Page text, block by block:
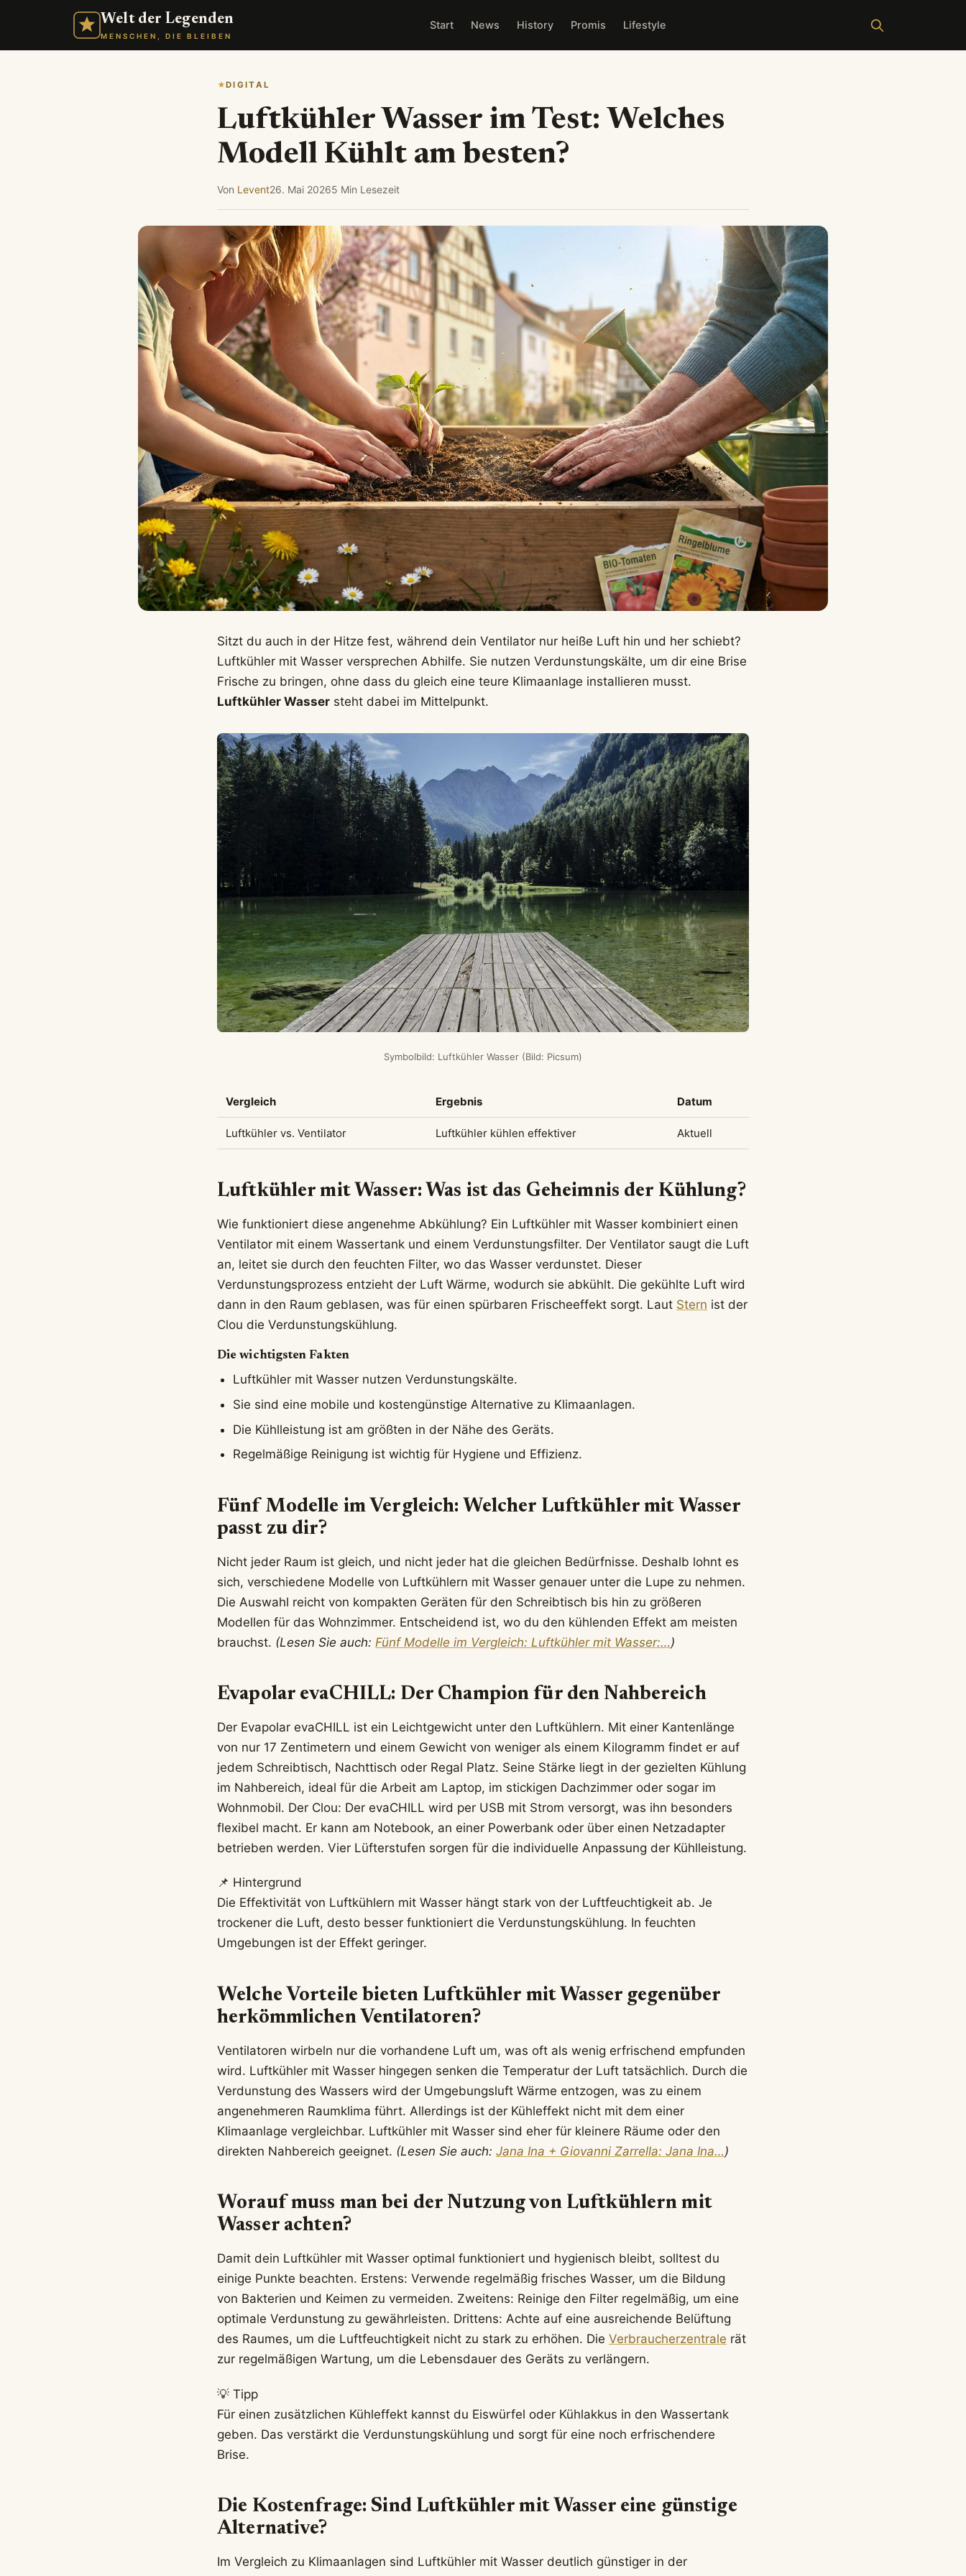
Welt der Legenden
MENSCHEN, DIE BLEIBEN
Start News History Promis Lifestyle
DIGITAL
Luftkühler Wasser im Test: Welches
Modell Kühlt am besten?
Von Levent26. Mai 20265 Min Lesezeit
Sitzt du auch in der Hitze fest, während dein Ventilator nur heiße Luft hin und her schiebt?
Luftkühler mit Wasser versprechen Abhilfe. Sie nutzen Verdunstungskälte, um dir eine Brise
Frische zu bringen, ohne dass du gleich eine teure Klimaanlage installieren musst.
Luftkühler Wasser steht dabei im Mittelpunkt.
Symbolbild: Luftkühler Wasser (Bild: Picsum)
Vergleich Ergebnis Datum
Luftkühler vs. Ventilator Luftkühler kühlen effektiver Aktuell
Luftkühler mit Wasser: Was ist das Geheimnis der Kühlung?
Wie funktioniert diese angenehme Abkühlung? Ein Luftkühler mit Wasser kombiniert einen
Ventilator mit einem Wassertank und einem Verdunstungsfilter. Der Ventilator saugt die Luft
an, leitet sie durch den feuchten Filter, wo das Wasser verdunstet. Dieser
Verdunstungsprozess entzieht der Luft Wärme, wodurch sie abkühlt. Die gekühlte Luft wird
dann in den Raum geblasen, was für einen spürbaren Frischeeffekt sorgt. Laut Stern ist der
Clou die Verdunstungskühlung.
Die wichtigsten Fakten
Luftkühler mit Wasser nutzen Verdunstungskälte.
Sie sind eine mobile und kostengünstige Alternative zu Klimaanlagen.
Die Kühlleistung ist am größten in der Nähe des Geräts.
Regelmäßige Reinigung ist wichtig für Hygiene und Effizienz.
Fünf Modelle im Vergleich: Welcher Luftkühler mit Wasser
passt zu dir?
Nicht jeder Raum ist gleich, und nicht jeder hat die gleichen Bedürfnisse. Deshalb lohnt es
sich, verschiedene Modelle von Luftkühlern mit Wasser genauer unter die Lupe zu nehmen.
Die Auswahl reicht von kompakten Geräten für den Schreibtisch bis hin zu größeren
Modellen für das Wohnzimmer. Entscheidend ist, wo du den kühlenden Effekt am meisten
brauchst. (Lesen Sie auch: Fünf Modelle im Vergleich: Luftkühler mit Wasser:…)
Evapolar evaCHILL: Der Champion für den Nahbereich
Der Evapolar evaCHILL ist ein Leichtgewicht unter den Luftkühlern. Mit einer Kantenlänge
von nur 17 Zentimetern und einem Gewicht von weniger als einem Kilogramm findet er auf
jedem Schreibtisch, Nachttisch oder Regal Platz. Seine Stärke liegt in der gezielten Kühlung
im Nahbereich, ideal für die Arbeit am Laptop, im stickigen Dachzimmer oder sogar im
Wohnmobil. Der Clou: Der evaCHILL wird per USB mit Strom versorgt, was ihn besonders
flexibel macht. Er kann am Notebook, an einer Powerbank oder über einen Netzadapter
betrieben werden. Vier Lüfterstufen sorgen für die individuelle Anpassung der Kühlleistung.
📌 Hintergrund
Die Effektivität von Luftkühlern mit Wasser hängt stark von der Luftfeuchtigkeit ab. Je
trockener die Luft, desto besser funktioniert die Verdunstungskühlung. In feuchten
Umgebungen ist der Effekt geringer.
Welche Vorteile bieten Luftkühler mit Wasser gegenüber
herkömmlichen Ventilatoren?
Ventilatoren wirbeln nur die vorhandene Luft um, was oft als wenig erfrischend empfunden
wird. Luftkühler mit Wasser hingegen senken die Temperatur der Luft tatsächlich. Durch die
Verdunstung des Wassers wird der Umgebungsluft Wärme entzogen, was zu einem
angenehmeren Raumklima führt. Allerdings ist der Kühleffekt nicht mit dem einer
Klimaanlage vergleichbar. Luftkühler mit Wasser sind eher für kleinere Räume oder den
direkten Nahbereich geeignet. (Lesen Sie auch: Jana Ina + Giovanni Zarrella: Jana Ina…)
Worauf muss man bei der Nutzung von Luftkühlern mit
Wasser achten?
Damit dein Luftkühler mit Wasser optimal funktioniert und hygienisch bleibt, solltest du
einige Punkte beachten. Erstens: Verwende regelmäßig frisches Wasser, um die Bildung
von Bakterien und Keimen zu vermeiden. Zweitens: Reinige den Filter regelmäßig, um eine
optimale Verdunstung zu gewährleisten. Drittens: Achte auf eine ausreichende Belüftung
des Raumes, um die Luftfeuchtigkeit nicht zu stark zu erhöhen. Die Verbraucherzentrale rät
zur regelmäßigen Wartung, um die Lebensdauer des Geräts zu verlängern.
💡 Tipp
Für einen zusätzlichen Kühleffekt kannst du Eiswürfel oder Kühlakkus in den Wassertank
geben. Das verstärkt die Verdunstungskühlung und sorgt für eine noch erfrischendere
Brise.
Die Kostenfrage: Sind Luftkühler mit Wasser eine günstige
Alternative?
Im Vergleich zu Klimaanlagen sind Luftkühler mit Wasser deutlich günstiger in der